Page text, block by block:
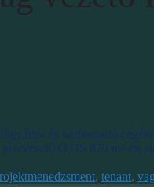
és karbantartó
OTIS 870 m²-en
, tenant,